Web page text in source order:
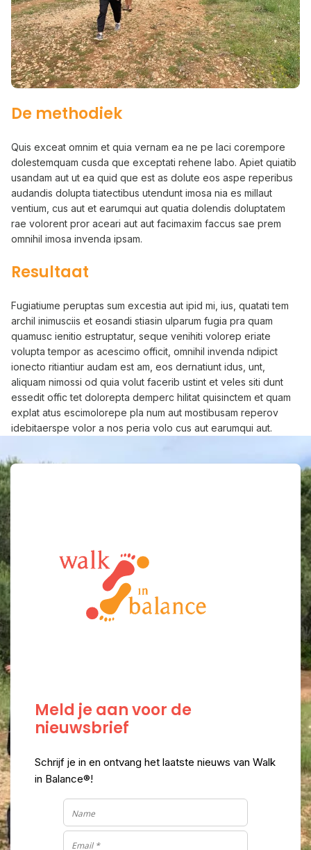
De methodiek
Quis exceat omnim et quia vernam ea ne pe laci corempore
dolestemquam cusda que exceptati rehene labo. Apiet quiatib
usandam aut ut ea quid que est as dolute eos aspe reperibus
audandis dolupta tiatectibus utendunt imosa nia es millaut
ventium, cus aut et earumqui aut quatia dolendis doluptatem
rae volorent pror aceari aut aut facimaxim faccus sae prem
omnihil imosa invenda ipsam.
Resultaat
Fugiatiume peruptas sum excestia aut ipid mi, ius, quatati tem
archil inimusciis et eosandi stiasin ulparum fugia pra quam
quamusc ienitio estruptatur, seque venihiti volorep eriate
volupta tempor as acescimo officit, omnihil invenda ndipict
ionecto ritiantiur audam est am, eos dernatiunt idus, unt,
aliquam nimossi od quia volut facerib ustint et veles siti dunt
essedit offic tet dolorepta demperc hilitat quisinctem et quam
explat atus escimolorepe pla num aut mostibusam reperov
idebitaerspe volor a nos peria volo cus aut earumqui aut.
Meld je aan voor de
nieuwsbrief
Schrijf je in en ontvang het laatste nieuws van Walk
in Balance®!